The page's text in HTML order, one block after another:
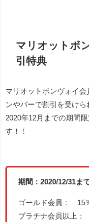
マリオットボ
引特典
マリオットボンヴォイ
ンやバーで割引を受けら
2020年12月までの期間
す！！
期間：2020/12/31ま
ゴールド会員： 15
プラチナ会員以上